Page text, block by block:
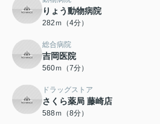
りょう動物病院
282ｍ（4分）
総合病院
吉岡医院
560ｍ（7分）
ドラッグストア
さくら薬局 藤崎店
588ｍ（8分）